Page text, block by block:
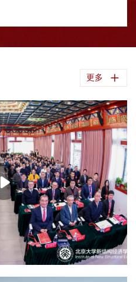
更多
经济学研究院成立十周年大会
宣传片